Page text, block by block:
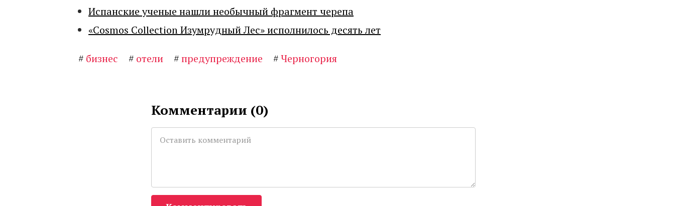
Испанские ученые нашли необычный фрагмент черепа
«Cosmos Collection Изумрудный Лес» исполнилось десять лет
# бизнес # отели #предупреждение #Черногория
Комментарии (0)